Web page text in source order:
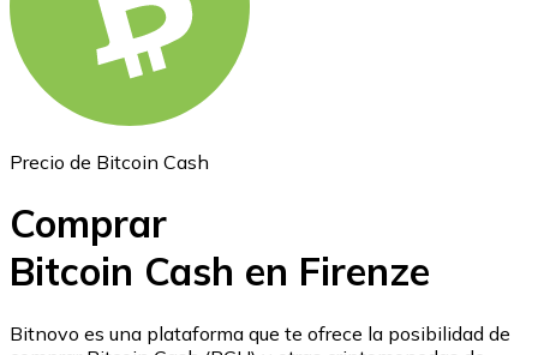
USD Coin
Precio de Bitcoin Cash
Comprar
Bitcoin Cash en Firenze
Bitnovo es una plataforma que te ofrece la posibilidad de